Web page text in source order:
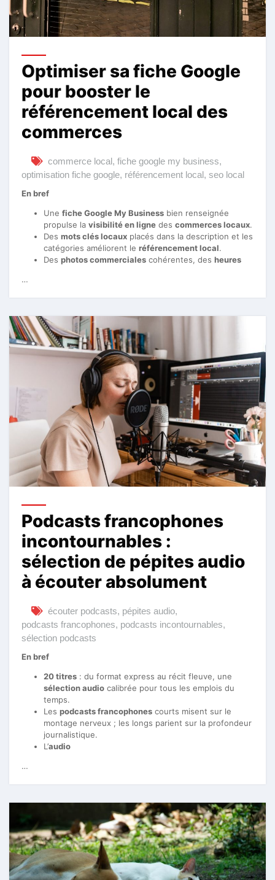
Optimiser sa fiche Google
pour booster le
référencement local des
commerces
commerce local, fiche google my business,
optimisation fiche google, référencement local, seo local
En bref
Une fiche Google My Business bien renseignée
propulse la visibilité en ligne des commerces locaux.
Des mots clés locaux placés dans la description et les
catégories améliorent le référencement local.
Des photos commerciales cohérentes, des heures
…
Podcasts francophones
incontournables :
sélection de pépites audio
à écouter absolument
écouter podcasts, pépites audio,
podcasts francophones, podcasts incontournables,
sélection podcasts
En bref
20 titres : du format express au récit fleuve, une
sélection audio calibrée pour tous les emplois du
temps.
Les podcasts francophones courts misent sur le
montage nerveux ; les longs parient sur la profondeur
journalistique.
L’audio
…